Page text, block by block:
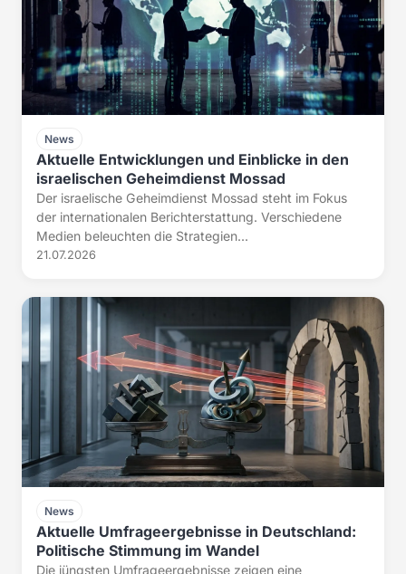
News
Aktuelle Entwicklungen und Einblicke in den
israelischen Geheimdienst Mossad
Der israelische Geheimdienst Mossad steht im Fokus
der internationalen Berichterstattung. Verschiedene
Medien beleuchten die Strategien...
21.07.2026
News
Aktuelle Umfrageergebnisse in Deutschland:
Politische Stimmung im Wandel
Die jüngsten Umfrageergebnisse zeigen eine